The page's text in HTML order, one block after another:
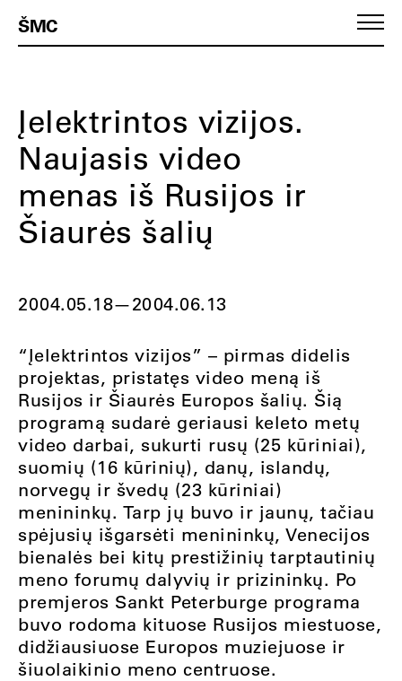
ŠMC
Įelektrintos vizijos.
Naujasis video
menas iš Rusijos ir
Šiaurės šalių
2004.05.18—2004.06.13
“Įelektrintos vizijos” – pirmas didelis
projektas, pristatęs video meną iš
Rusijos ir Šiaurės Europos šalių. Šią
programą sudarė geriausi keleto metų
video darbai, sukurti rusų (25 kūriniai),
suomių (16 kūrinių), danų, islandų,
norvegų ir švedų (23 kūriniai)
menininkų. Tarp jų buvo ir jaunų, tačiau
spėjusių išgarsėti menininkų, Venecijos
bienalės bei kitų prestižinių tarptautinių
meno forumų dalyvių ir prizininkų. Po
premjeros Sankt Peterburge programa
buvo rodoma kituose Rusijos miestuose,
didžiausiuose Europos muziejuose ir
šiuolaikinio meno centruose.